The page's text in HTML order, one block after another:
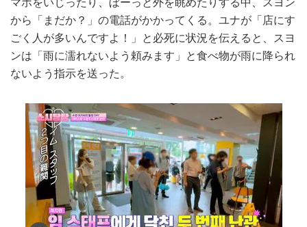
から「まだか？」の電話がかかってくる。ユナが「店にす
ごく人が多いんですよ！」と必死に状況を伝えると、スヨ
ンは「雨に濡れないよう頼みます」と食べ物が雨に降られ
ないよう指示を送った。